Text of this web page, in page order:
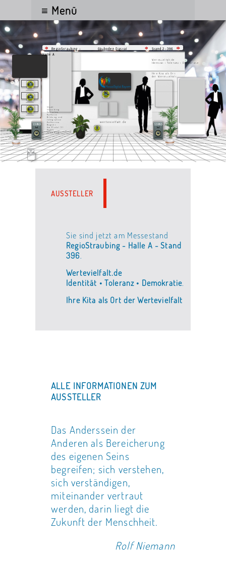
≡ Menü
RegioStraubing -
Halle A
Gäuboden Digital Stand 2-396
Wertevielfalt.de
Identität • Toleranz • Demokratie
Ihre Kita als Ort
der Wertevielfalt
Stadt
Straubing
Soziales
Rathaus
Bildung und
Integration
Katharina
Bogner
Am Platzl 31
94315
Straubing
wertevielfalt.de
AUSSTELLER
Sie sind jetzt am Messestand
RegioStraubing - Halle A - Stand
396.
Wertevielfalt.de
Identität • Toleranz • Demokratie.
Ihre Kita als Ort der Wertevielfalt
ALLE INFORMATIONEN ZUM
AUSSTELLER
Das Anderssein der
Anderen als Bereicherung
des eigenen Seins
begreifen; sich verstehen,
sich verständigen,
miteinander vertraut
werden, darin liegt die
Zukunft der Menschheit.
Rolf Niemann